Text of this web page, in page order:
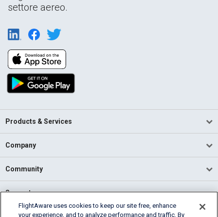
settore aereo.
Products & Services
Company
Community
Support
FlightAware uses cookies to keep our site free, enhance
your experience, and to analyze performance and traffic. By